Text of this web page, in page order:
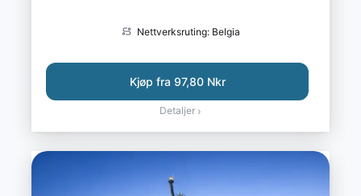
Nettverksruting: Belgia
Kjøp fra 97,80 Nkr
Detaljer ›